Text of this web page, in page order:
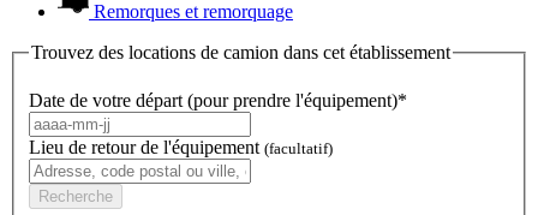
Remorques et remorquage
Trouvez des locations de camion dans cet établissement
Date de votre départ (pour prendre l'équipement)*
Lieu de retour de l'équipement (facultatif)
Recherche